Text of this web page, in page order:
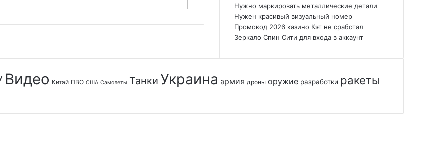
Нужно маркировать металлические детали
Нужен красивый визуальный номер
Промокод 2026 казино Кэт не сработал
Зеркало Спин Сити для входа в аккаунт
Видео Китай ПВО США Самолеты Танки Украина армия дроны оружие разработки ракеты